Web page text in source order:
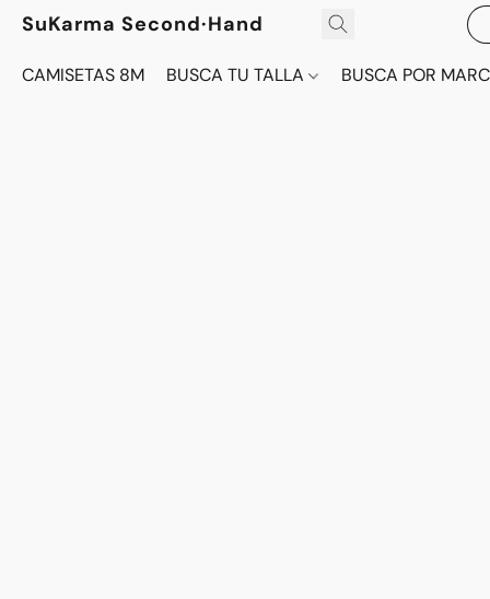
SuKarma Second·Hand
CAMISETAS 8M BUSCA TU TALLA BUSCA POR